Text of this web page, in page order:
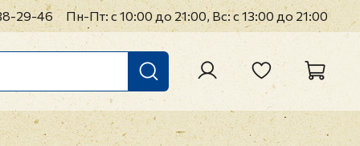
29-46 Пн-Пт: с 10:00 до 21:00, Вс: с 13:00 до 21:00